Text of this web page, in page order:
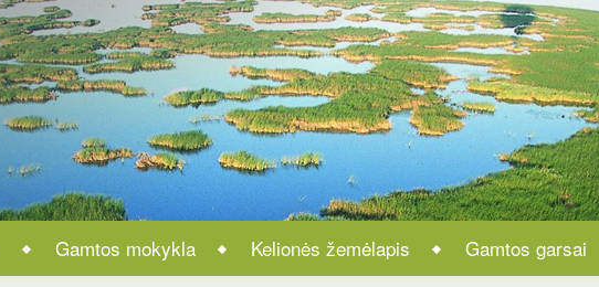
Gamtos mokykla Kelionės žemėlapis
Gamtos garsai